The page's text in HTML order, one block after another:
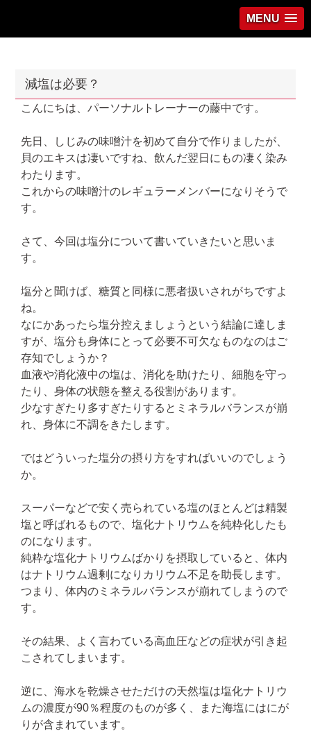
MENU
減塩は必要？
こんにちは、パーソナルトレーナーの藤中です。
先日、しじみの味噌汁を初めて自分で作りましたが、
貝のエキスは凄いですね、飲んだ翌日にもの凄く染み
わたります。
これからの味噌汁のレギュラーメンバーになりそうで
す。
さて、今回は塩分について書いていきたいと思いま
す。
塩分と聞けば、糖質と同様に悪者扱いされがちですよ
ね。
なにかあったら塩分控えましょうという結論に達しま
すが、塩分も身体にとって必要不可欠なものなのはご
存知でしょうか？
血液や消化液中の塩は、消化を助けたり、細胞を守っ
たり、身体の状態を整える役割があります。
少なすぎたり多すぎたりするとミネラルバランスが崩
れ、身体に不調をきたします。
ではどういった塩分の摂り方をすればいいのでしょう
か。
スーパーなどで安く売られている塩のほとんどは精製
塩と呼ばれるもので、塩化ナトリウムを純粋化したも
のになります。
純粋な塩化ナトリウムばかりを摂取していると、体内
はナトリウム過剰になりカリウム不足を助長します。
つまり、体内のミネラルバランスが崩れてしまうので
す。
その結果、よく言わている高血圧などの症状が引き起
こされてしまいます。
逆に、海水を乾燥させただけの天然塩は塩化ナトリウ
ムの濃度が90％程度のものが多く、また海塩にはにが
りが含まれています。